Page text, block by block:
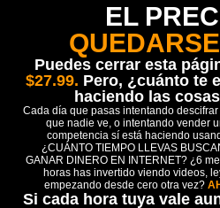
EL
Puedes cerrar esta
$27.99. Pero, ¿cuánto te
haciendo las
Cada día que pasas intentando
que nadie ve, o intentando vender
competencia sí está haciendo
¿CUÁNTO TIEMPO LLEVAS
GANAR DINERO EN INTERNET? ¿6
horas has invertido viendo videos,
empezando desde cero otra vez?
Si cada hora tuya vale